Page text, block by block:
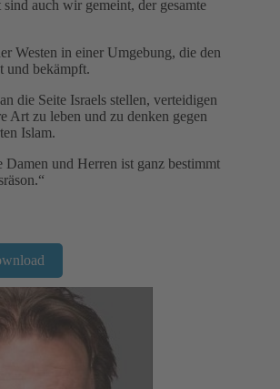
sind auch wir gemeint, der gesamte
Westen in einer Umgebung, die den
und bekämpft.
die Seite Israels stellen, verteidigen
Art zu leben und zu denken gegen
Islam.
Damen und Herren ist ganz bestimmt